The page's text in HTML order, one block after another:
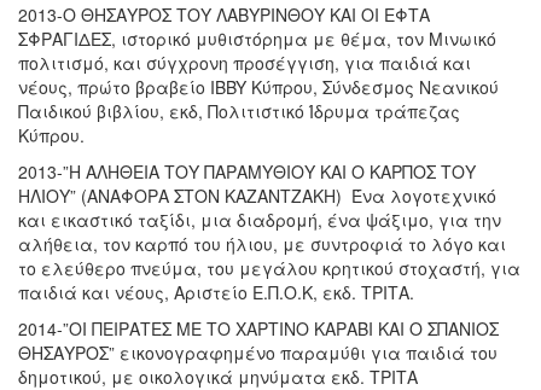
2013-Ο ΘΗΣΑΥΡΟΣ ΤΟΥ ΛΑΒΥΡΙΝΘΟΥ ΚΑΙ ΟΙ ΕΦΤΑ
ΣΦΡΑΓΙΔΕΣ, ιστορικό μυθιστόρημα με θέμα, τον Μινωικό
πολιτισμό, και σύγχρονη προσέγγιση, για παιδιά και
νέους, πρώτο βραβείο IBBY Κύπρου, Σύνδεσμος Νεανικού
Παιδικού βιβλίου, εκδ, Πολιτιστικό Ίδρυμα τράπεζας
Κύπρου.
2013-”Η ΑΛΗΘΕΙΑ ΤΟΥ ΠΑΡΑΜΥΘΙΟΥ ΚΑΙ Ο ΚΑΡΠΟΣ ΤΟΥ
ΗΛΙΟΥ” (ΑΝΑΦΟΡΑ ΣΤΟΝ ΚΑΖΑΝΤΖΑΚΗ) Ένα λογοτεχνικό
και εικαστικό ταξίδι, μια διαδρομή, ένα ψάξιμο, για την
αλήθεια, τον καρπό του ήλιου, με συντροφιά το λόγο και
το ελεύθερο πνεύμα, του μεγάλου κρητικού στοχαστή, για
παιδιά και νέους, Αριστείο Ε.Π.Ο.Κ, εκδ. ΤΡΙΤΑ.
2014-”ΟΙ ΠΕΙΡΑΤΕΣ ΜΕ ΤΟ ΧΑΡΤΙΝΟ ΚΑΡΑΒΙ ΚΑΙ Ο ΣΠΑΝΙΟΣ
ΘΗΣΑΥΡΟΣ” εικονογραφημένο παραμύθι για παιδιά του
δημοτικού, με οικολογικά μηνύματα εκδ. ΤΡΙΤΑ